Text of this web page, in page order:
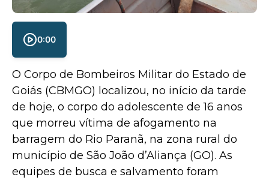
0:00
O Corpo de Bombeiros Militar do Estado de
Goiás (CBMGO) localizou, no início da tarde
de hoje, o corpo do adolescente de 16 anos
que morreu vítima de afogamento na
barragem do Rio Paranã, na zona rural do
município de São João d’Aliança (GO). As
equipes de busca e salvamento foram